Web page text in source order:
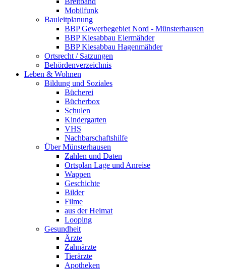
Mobilfunk
Bauleitplanung
BBP Gewerbegebiet Nord - Münsterhausen
BBP Kiesabbau Eiermähder
BBP Kiesabbau Hagenmähder
Ortsrecht / Satzungen
Behördenverzeichnis
Leben & Wohnen
Bildung und Soziales
Bücherei
Bücherbox
Schulen
Kindergarten
VHS
Nachbarschaftshilfe
Über Münsterhausen
Zahlen und Daten
Ortsplan Lage und Anreise
Wappen
Geschichte
Bilder
Filme
aus der Heimat
Looping
Gesundheit
Ärzte
Zahnärzte
Tierärzte
Apotheken